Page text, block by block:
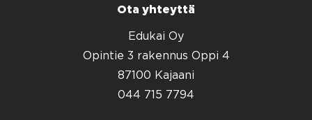
Ota yhteyttä
Edukai Oy
Opintie 3 rakennus Oppi 4
87100 Kajaani
044 715 7794